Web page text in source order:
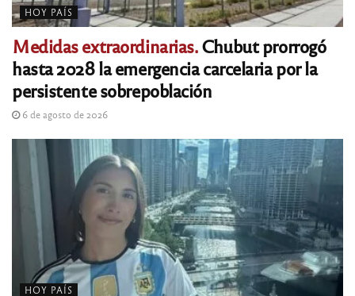
HOY PAÍS
Medidas extraordinarias.Chubut prorrogó
hasta 2028 la emergencia carcelaria por la
persistente sobrepoblación
6 de agosto de 2026
HOY PAÍS